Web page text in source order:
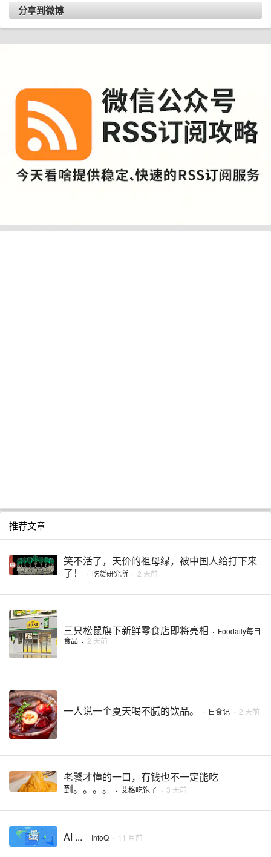
分享到微博
推荐文章
笑不活了，天价的祖母绿，被中国人给打下来
了！
· 吃货研究所 · 2 天前
三只松鼠旗下新鲜零食店即将亮相 · Foodaily每日
食品 · 2 天前
一人说一个夏天喝不腻的饮品。 · 日食记 · 2 天前
老饕才懂的一口，有钱也不一定能吃
到。。。。
· 艾格吃饱了 · 3 天前
AI ... · InfoQ · 11 月前